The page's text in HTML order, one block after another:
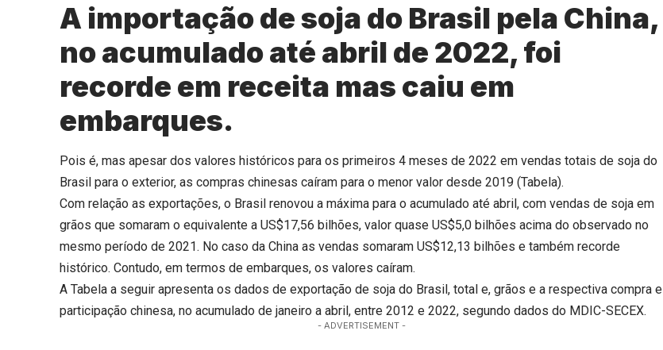
A importação de soja do Brasil pela China,
no acumulado até abril de 2022, foi
recorde em receita mas caiu em
embarques.
Pois é, mas apesar dos valores históricos para os primeiros 4 meses de 2022 em vendas totais de soja do
Brasil para o exterior, as compras chinesas caíram para o menor valor desde 2019 (Tabela).
Com relação as exportações, o Brasil renovou a máxima para o acumulado até abril, com vendas de soja em
grãos que somaram o equivalente a US$17,56 bilhões, valor quase US$5,0 bilhões acima do observado no
mesmo período de 2021. No caso da China as vendas somaram US$12,13 bilhões e também recorde
histórico. Contudo, em termos de embarques, os valores caíram.
A Tabela a seguir apresenta os dados de exportação de soja do Brasil, total e, grãos e a respectiva compra e
participação chinesa, no acumulado de janeiro a abril, entre 2012 e 2022, segundo dados do MDIC-SECEX.
- ADVERTISEMENT -